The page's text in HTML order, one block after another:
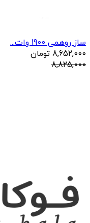
ساز روهمی 1900 وات...
8,652,000 تومان
8,825,000